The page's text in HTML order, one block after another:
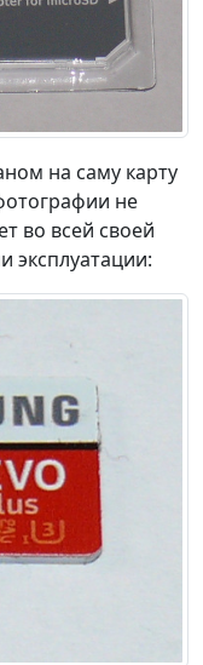
на саму карту
не
во всей своей
эксплуатации: